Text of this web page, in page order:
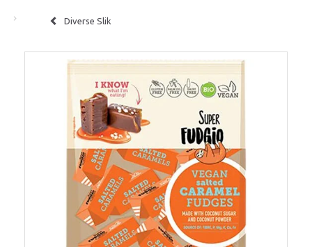
Diverse Slik